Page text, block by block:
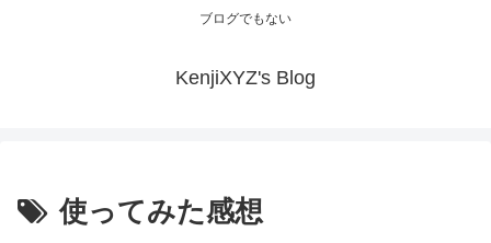
ブログでもない
KenjiXYZ's Blog
使ってみた感想